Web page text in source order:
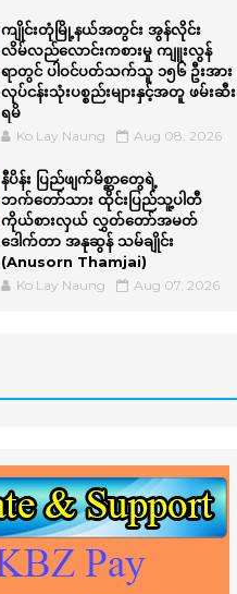
ကျိုင်းတုံမြို့နယ်အတွင်း အွန်လိုင်း
လိမ်လည်လောင်းကစားမှု ကျူးလွန်
ရာတွင် ပါဝင်ပတ်သက်သူ ၁၅၆ ဦးအား
လုပ်ငန်းသုံးပစ္စည်းများနှင့်အတူ ဖမ်းဆီး
ရမိ
Ko Lay Naung Aug 08, 2026
နီပိန်း ပြည်ဖျက်မိစ္ဆာတွေရဲ့
ဘက်တော်သား ထိုင်းပြည်သူ့ပါတီ
ကိုယ်စားလှယ် လွှတ်တော်အမတ်
ဒေါက်တာ အနုဆွန် သမ်ချိုင်း
(Anusorn Thamjai)
Ko Lay Naung Aug 07, 2026